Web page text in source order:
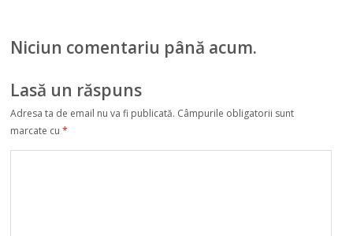
condițiile de
călătorie
Niciun comentariu până acum.
Lasă un răspuns
Adresa ta de email nu va fi publicată. Câmpurile obligatorii sunt
marcate cu*